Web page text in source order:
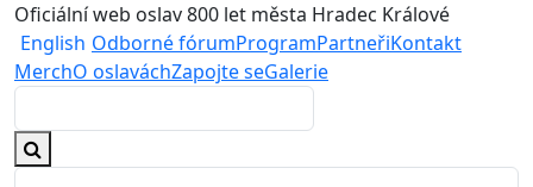
Oficiální web oslav 800 let města Hradec Králové
English Odborné fórumProgramPartneřiKontakt
MerchO oslaváchZapojte seGalerie